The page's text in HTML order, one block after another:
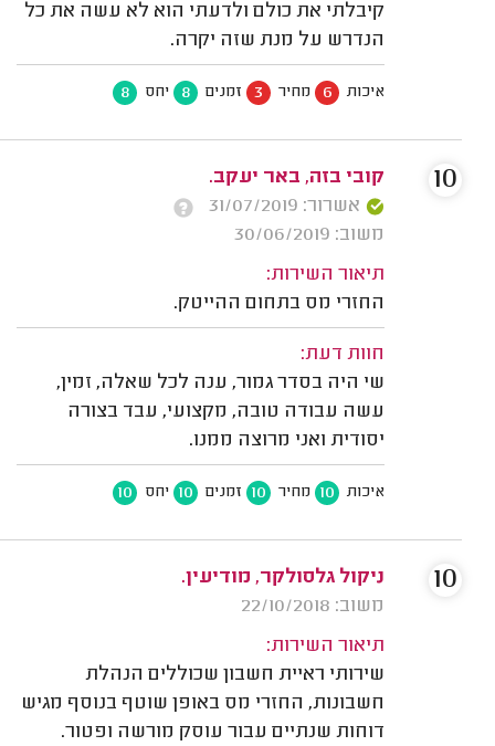
קיבלתי את כולם ולדעתי הוא לא עשה את כל
הנדרש על מנת שזה יקרה.
איכות 6 מחיר 3 זמנים 8 יחס 8
קובי בזה, באר יעקב.
אשרור: 31/07/2019
משוב: 30/06/2019
תיאור השירות:
החזרי מס בתחום ההייטק.
חוות דעת:
שי היה בסדר גמור, ענה לכל שאלה, זמין,
עשה עבודה טובה, מקצועי, עבד בצורה
יסודית ואני מרוצה ממנו.
איכות 10 מחיר 10 זמנים 10 יחס 10
10
ניקול גלסולקר, מודיעין.
משוב: 22/10/2018
תיאור השירות:
שירותי ראיית חשבון שכוללים הנהלת
חשבונות, החזרי מס באופן שוטף בנוסף מגיש
דוחות שנתיים עבור עוסק מורשה ופטור.
10